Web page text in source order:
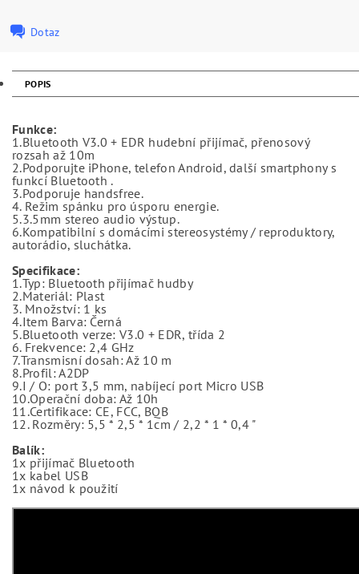
Dotaz
POPIS
Funkce:
1.Bluetooth V3.0 + EDR hudební přijímač, přenosový
rozsah až 10m
2.Podporujte iPhone, telefon Android, další smartphony s
funkcí Bluetooth .
3.Podporuje handsfree.
4. Režim spánku pro úsporu energie.
5.3.5mm stereo audio výstup.
6.Kompatibilní s domácími stereosystémy / reproduktory,
autorádio, sluchátka.
Specifikace:
1.Typ: Bluetooth přijímač hudby
2.Materiál: Plast
3. Množství: 1 ks
4.Item Barva: Černá
5.Bluetooth verze: V3.0 + EDR, třída 2
6. Frekvence: 2,4 GHz
7.Transmisní dosah: Až 10 m
8.Profil: A2DP
9.I / O: port 3,5 mm, nabíjecí port Micro USB
10.Operační doba: Až 10h
11.Certifikace: CE, FCC, BQB
12. Rozměry: 5,5 * 2,5 * 1cm / 2,2 * 1 * 0,4 "
Balík:
1x přijímač Bluetooth
1x kabel USB
1x návod k použití